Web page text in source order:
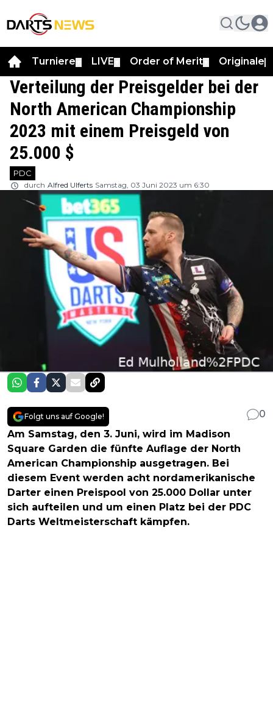
Turniere LIVE Order of Merit Originale
Verteilung der Preisgelder bei der
North American Championship
2023 mit einem Preisgeld von
25.000 $
PDC
durch Alfred Ulferts Samstag, 03 Juni 2023 um 6:30
Folgt uns auf Google!
0
Am Samstag, den 3. Juni, wird im Madison
Square Garden die fünfte Auflage der North
American Championship ausgetragen. Bei
diesem Event werden acht nordamerikanische
Darter einen Preispool von 25.000 Dollar unter
sich aufteilen und um einen Platz bei der PDC
Darts Weltmeisterschaft kämpfen.